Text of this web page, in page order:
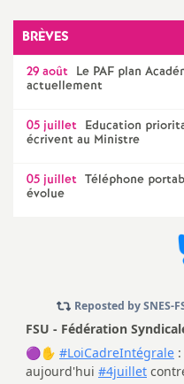
BRÈVES
29 août Le PAF plan
actuellement
05 juillet Education
écrivent au Ministre
05 juillet Téléphone
évolue